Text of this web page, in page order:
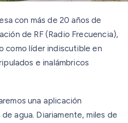
con más de 20 años de
de RF (Radio Frecuencia),
como líder indiscutible en
e inalámbricos
una aplicación
agua. Diariamente, miles de